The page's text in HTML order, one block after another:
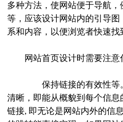
多种方法，使网站便于导航
等，应该设计网站内的引导
系和内容，以便浏览者快速找
网站首页设计时需要注意
保持链接的有效性等。
清晰，即能从概貌到每个信
链接, 即无论是网站内外的信